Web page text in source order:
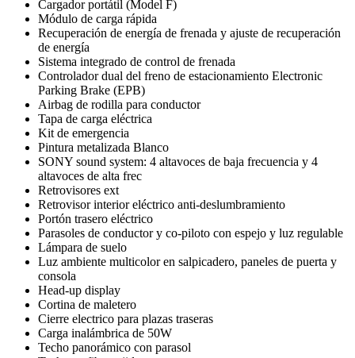
Cargador portátil (Model F)
Módulo de carga rápida
Recuperación de energía de frenada y ajuste de recuperación
de energía
Sistema integrado de control de frenada
Controlador dual del freno de estacionamiento Electronic
Parking Brake (EPB)
Airbag de rodilla para conductor
Tapa de carga eléctrica
Kit de emergencia
Pintura metalizada Blanco
SONY sound system: 4 altavoces de baja frecuencia y 4
altavoces de alta frec
Retrovisores ext
Retrovisor interior eléctrico anti-deslumbramiento
Portón trasero eléctrico
Parasoles de conductor y co-piloto con espejo y luz regulable
Lámpara de suelo
Luz ambiente multicolor en salpicadero, paneles de puerta y
consola
Head-up display
Cortina de maletero
Cierre electrico para plazas traseras
Carga inalámbrica de 50W
Techo panorámico con parasol